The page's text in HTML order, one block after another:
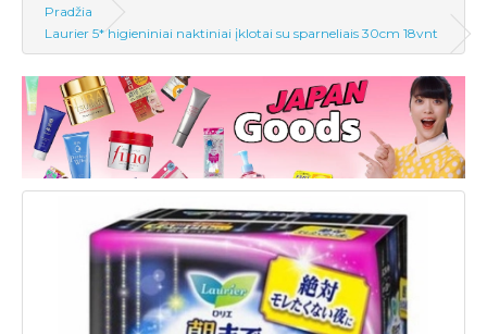
Pradžia
Laurier 5* higieniniai naktiniai įklotai su sparneliais 30cm 18vnt